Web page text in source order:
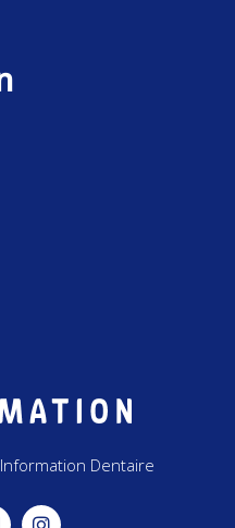
Dentaire